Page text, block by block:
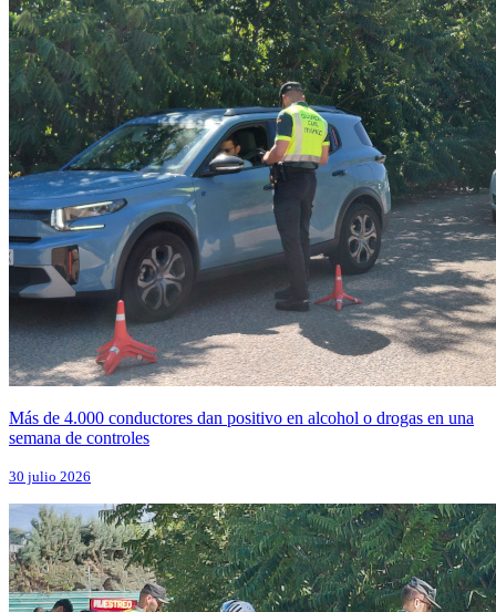
Más de 4.000 conductores dan positivo en alcohol o drogas en una
semana de controles
30 julio 2026